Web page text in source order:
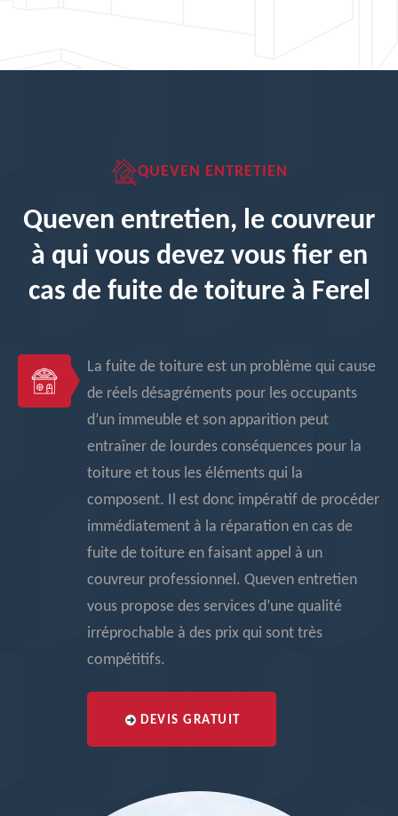
QUEVEN ENTRETIEN
Queven entretien, le couvreur
à qui vous devez vous fier en
cas de fuite de toiture à Ferel
La fuite de toiture est un problème qui cause
de réels désagréments pour les occupants
d’un immeuble et son apparition peut
entraîner de lourdes conséquences pour la
toiture et tous les éléments qui la
composent. Il est donc impératif de procéder
immédiatement à la réparation en cas de
fuite de toiture en faisant appel à un
couvreur professionnel. Queven entretien
vous propose des services d’une qualité
irréprochable à des prix qui sont très
compétitifs.
DEVIS GRATUIT